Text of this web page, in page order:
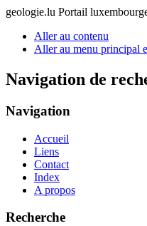
geologie.lu Portail
Aller au contenu
Aller au menu principal
Navigation de
Navigation
Accueil
Liens
Contact
Index
A propos
Recherche